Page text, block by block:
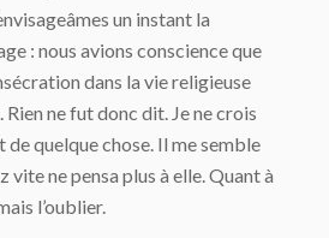
un instant la
: nous avions conscience que
dans la vie religieuse
ne fut donc dit. Je ne crois
de quelque chose. Il me semble
vite ne pensa plus à elle. Quant à
l’oublier.